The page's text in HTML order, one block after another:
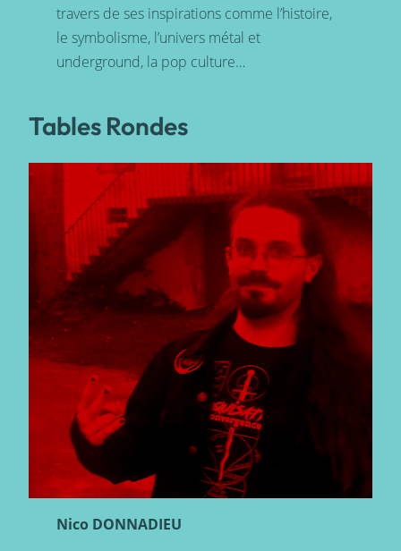
travers de ses inspirations comme l’histoire,
le symbolisme, l’univers métal et
underground, la pop culture…
Tables Rondes
Nico DONNADIEU